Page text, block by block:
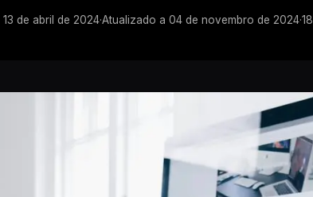
13 de abril de 2024·Atualizado a 04 de novembro de 2024·18